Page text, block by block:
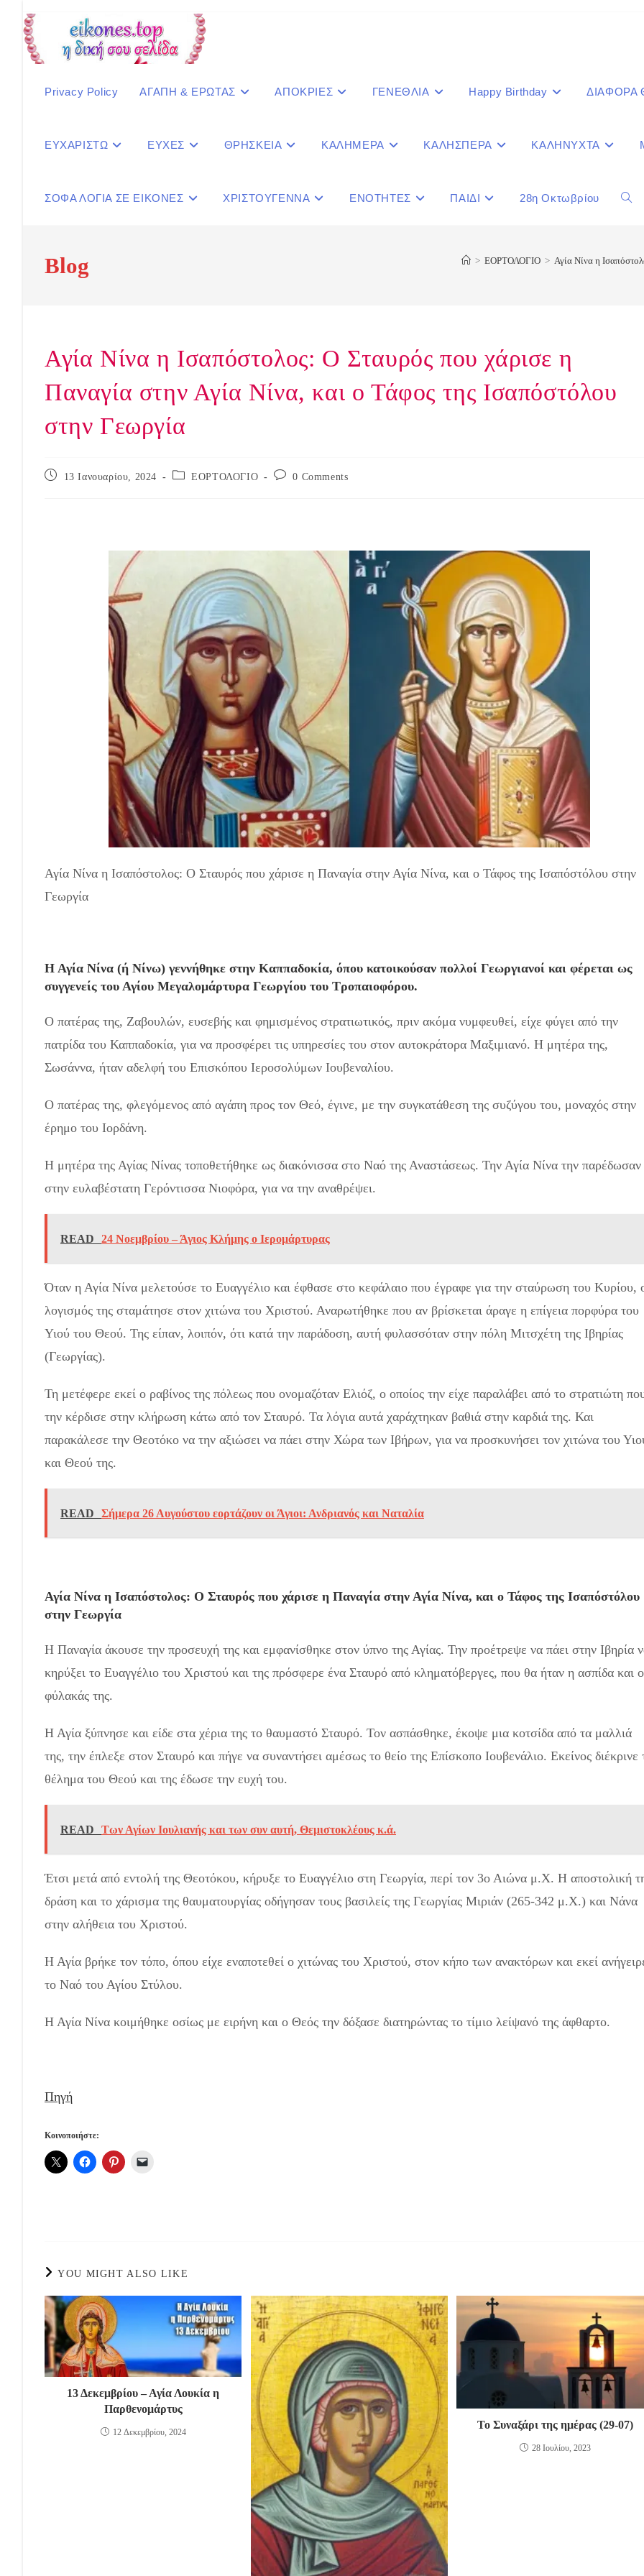
content
Privacy Policy ΑΓΑΠΗ & ΕΡΩΤΑΣ ΑΠΟΚΡΙΕΣ ΓΕΝΕΘΛΙΑ Happy Birthday ΔΙΑΦΟΡΑ
ΕΥΧΑΡΙΣΤΩ ΕΥΧΕΣ ΘΡΗΣΚΕΙΑ ΚΑΛΗΜΕΡΑ ΚΑΛΗΣΠΕΡΑ ΚΑΛΗΝΥΧΤΑ
ΣΟΦΑ ΛΟΓΙΑ ΣΕ ΕΙΚΟΝΕΣ ΧΡΙΣΤΟΥΓΕΝΝΑ ΕΝΟΤΗΤΕΣ ΠΑΙΔΙ 28η Οκτωβρίου
Blog > ΕΟΡΤΟΛΟΓΙΟ > Αγία Νίνα η
Αγία Νίνα η Ισαπόστολος: Ο Σταυρός που χάρισε η
Παναγία στην Αγία Νίνα, και ο Τάφος της Ισαπόστόλου
στην Γεωργία
Post
13 Ιανουαρίου, 2024
Post ΕΟΡΤΟΛΟΓΙΟ
Post 0 Comments
Αγία Νίνα η Ισαπόστολος: Ο Σταυρός που χάρισε η Παναγία στην Αγία Νίνα, και ο Τάφος της Ισαπόστόλου στην
Γεωργία
Η Αγία Νίνα (ή Νίνω) γεννήθηκε στην Καππαδοκία, όπου κατοικούσαν πολλοί Γεωργιανοί και φέρεται ως
συγγενείς του Αγίου Μεγαλομάρτυρα Γεωργίου του Τροπαιοφόρου.
Ο πατέρας της, Ζαβουλών, ευσεβής και φημισμένος στρατιωτικός, πριν ακόμα νυμφευθεί, είχε φύγει από την
πατρίδα του Καππαδοκία, για να προσφέρει τις υπηρεσίες του στον αυτοκράτορα Μαξιμιανό. Η μητέρα της,
Σωσάννα, ήταν αδελφή του Επισκόπου Ιεροσολύμων Ιουβεναλίου.
Ο πατέρας της, φλεγόμενος από αγάπη προς τον Θεό, έγινε, με την συγκατάθεση της συζύγου του, μοναχός στην
έρημο του Ιορδάνη.
Η μητέρα της Αγίας Νίνας τοποθετήθηκε ως διακόνισσα στο Ναό της Αναστάσεως. Την Αγία Νίνα την παρέδωσαν
στην ευλαβέστατη Γερόντισσα Νιοφόρα, για να την αναθρέψει.
READ 24 Νοεμβρίου – Άγιος Κλήμης ο Ιερομάρτυρας
Όταν η Αγία Νίνα μελετούσε το Ευαγγέλιο και έφθασε στο κεφάλαιο που έγραφε για την σταύρωση του Κυρίου,
λογισμός της σταμάτησε στον χιτώνα του Χριστού. Αναρωτήθηκε που αν βρίσκεται άραγε η επίγεια πορφύρα του
Υιού του Θεού. Της είπαν, λοιπόν, ότι κατά την παράδοση, αυτή φυλασσόταν στην πόλη Μιτσχέτη της Ιβηρίας
(Γεωργίας).
Τη μετέφερε εκεί ο ραβίνος της πόλεως που ονομαζόταν Ελιόζ, ο οποίος την είχε παραλάβει από το στρατιώτη
την κέρδισε στην κλήρωση κάτω από τον Σταυρό. Τα λόγια αυτά χαράχτηκαν βαθιά στην καρδιά της. Και
παρακάλεσε την Θεοτόκο να την αξιώσει να πάει στην Χώρα των Ιβήρων, για να προσκυνήσει τον χιτώνα του
και Θεού της.
READ Σήμερα 26 Αυγούστου εορτάζουν οι Άγιοι: Ανδριανός και Ναταλία
Αγία Νίνα η Ισαπόστολος: Ο Σταυρός που χάρισε η Παναγία στην Αγία Νίνα, και ο Τάφος της Ισαπόστόλου
στην Γεωργία
Η Παναγία άκουσε την προσευχή της και εμφανίσθηκε στον ύπνο της Αγίας. Την προέτρεψε να πάει στην Ιβηρία
κηρύξει το Ευαγγέλιο του Χριστού και της πρόσφερε ένα Σταυρό από κληματόβεργες, που θα ήταν η ασπίδα και ο
φύλακάς της.
Η Αγία ξύπνησε και είδε στα χέρια της το θαυμαστό Σταυρό. Τον ασπάσθηκε, έκοψε μια κοτσίδα από τα μαλλιά
της, την έπλεξε στον Σταυρό και πήγε να συναντήσει αμέσως το θείο της Επίσκοπο Ιουβενάλιο. Εκείνος διέκρινε
θέλημα του Θεού και της έδωσε την ευχή του.
READ Των Αγίων Ιουλιανής και των συν αυτή, Θεμιστοκλέους κ.ά.
Έτσι μετά από εντολή της Θεοτόκου, κήρυξε το Ευαγγέλιο στη Γεωργία, περί τον 3ο Αιώνα μ.Χ. Η αποστολική
δράση και το χάρισμα της θαυματουργίας οδήγησαν τους βασιλείς της Γεωργίας Μιριάν (265-342 μ.Χ.) και Νάνα
στην αλήθεια του Χριστού.
Η Αγία βρήκε τον τόπο, όπου είχε εναποτεθεί ο χιτώνας του Χριστού, στον κήπο των ανακτόρων και εκεί
το Ναό του Αγίου Στύλου.
Η Αγία Νίνα κοιμήθηκε οσίως με ειρήνη και ο Θεός την δόξασε διατηρώντας το τίμιο λείψανό της άφθαρτο.
Πηγή
Κοινοποιήστε:
YOU MIGHT ALSO LIKE
13 Δεκεμβρίου – Αγία Λουκία η
Παρθενομάρτυς
12 Δεκεμβρίου, 2024
Το Συναξάρι της ημέρας (29-07)
28 Ιουλίου, 2023